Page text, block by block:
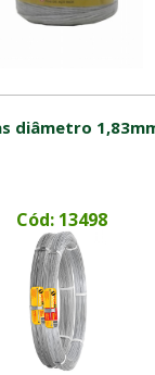
diâmetro
Cód: 13498